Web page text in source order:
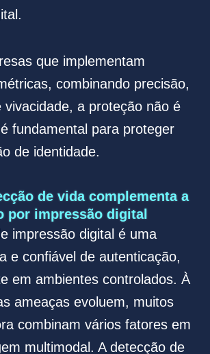
que implementam
combinando precisão,
vivacidade, a proteção não é
fundamental para proteger
de identidade.
de vida complementa a
por impressão digital
impressão digital é uma
e confiável de autenticação,
em ambientes controlados. À
ameaças evoluem, muitos
combinam vários fatores em
multimodal. A detecção de